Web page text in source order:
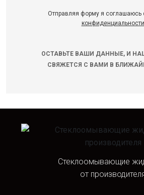
ОСТАВЬТЕ ВАШИ ДАННЫЕ, И
СВЯЖЕТСЯ С ВАМИ В
Отправляя форму я соглашаюсь
конфиденциальности
Стеклоомывающие
от